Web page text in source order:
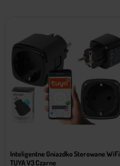
Inteligentne Gniazdko Sterowane WiFi
TUYA V3 Czarne